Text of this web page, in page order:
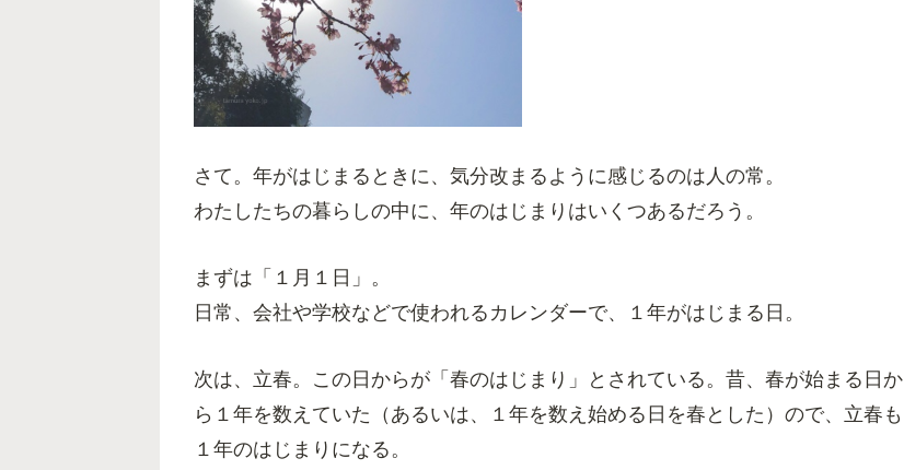
さて。年がはじまるときに、気分改まるように感じるのは人の常。
わたしたちの暮らしの中に、年のはじまりはいくつあるだろう。
まずは「１月１日」。
日常、会社や学校などで使われるカレンダーで、１年がはじまる日。
次は、立春。この日からが「春のはじまり」とされている。昔、春が始まる日か
ら１年を数えていた（あるいは、１年を数え始める日を春とした）ので、立春も
１年のはじまりになる。